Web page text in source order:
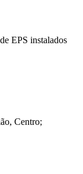
EPS instalados
Centro;